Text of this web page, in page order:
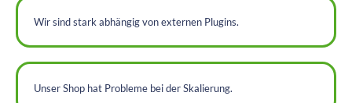
Wir sind stark abhängig von externen Plugins.
Unser Shop hat Probleme bei der Skalierung.